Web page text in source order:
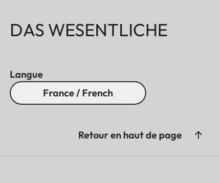
DAS WESENTLICHE
Langue
France / French
Retour en haut de page